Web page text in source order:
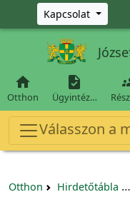
Ugrás a fő tartalomra
Kapcsolat

Otthon

Ügyintéz…
Válasszon a
Otthon Hirdetőtábla